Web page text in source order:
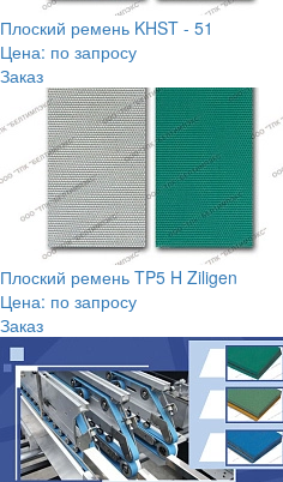
Плоский ремень KHST - 51
Цена: по запросу
Заказ
Плоский ремень TP5 H Ziligen
Цена: по запросу
Заказ